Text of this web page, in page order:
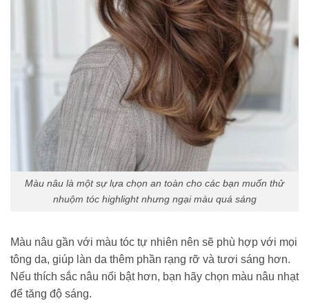
Màu nâu là một sự lựa chọn an toàn cho các bạn muốn thử
nhuộm tóc highlight nhưng ngại màu quá sáng
Màu nâu gần với màu tóc tự nhiên nên sẽ phù hợp với mọi
tông da, giúp làn da thêm phần rạng rỡ và tươi sáng hơn.
Nếu thích sắc nâu nổi bật hơn, bạn hãy chọn màu nâu nhạt
để tăng độ sáng.